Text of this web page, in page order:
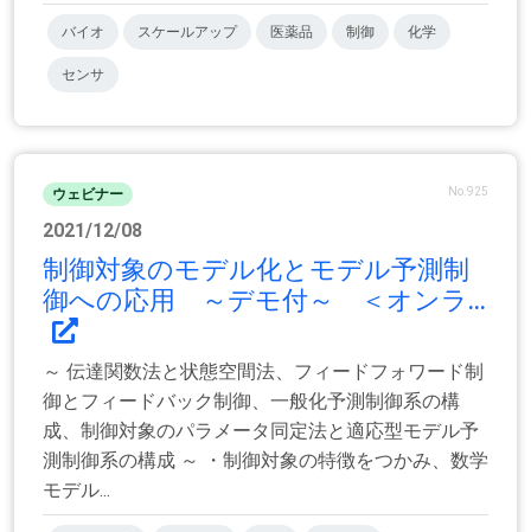
バイオ スケールアップ 医薬品 制御 化学
センサ
ウェビナー No.925
2021/12/08
制御対象のモデル化とモデル予測制
御への応用 ～デモ付～ ＜オンラ...
～ 伝達関数法と状態空間法、フィードフォワード制
御とフィードバック制御、一般化予測制御系の構
成、制御対象のパラメータ同定法と適応型モデル予
測制御系の構成 ～ ・制御対象の特徴をつかみ、数学
モデル...